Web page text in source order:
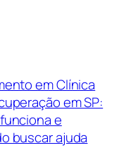
em Clínica
em SP:
e
buscar ajuda